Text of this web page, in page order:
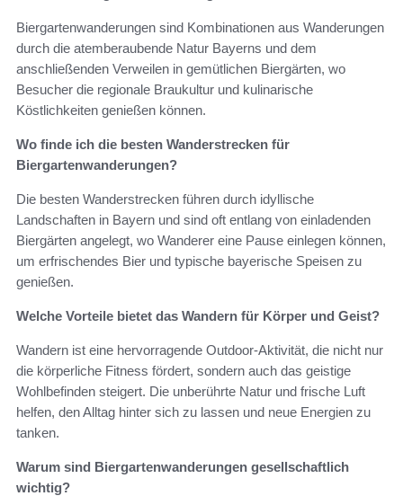
Biergartenwanderungen sind Kombinationen aus Wanderungen
durch die atemberaubende Natur Bayerns und dem
anschließenden Verweilen in gemütlichen Biergärten, wo
Besucher die regionale Braukultur und kulinarische
Köstlichkeiten genießen können.
Wo finde ich die besten Wanderstrecken für
Biergartenwanderungen?
Die besten Wanderstrecken führen durch idyllische
Landschaften in Bayern und sind oft entlang von einladenden
Biergärten angelegt, wo Wanderer eine Pause einlegen können,
um erfrischendes Bier und typische bayerische Speisen zu
genießen.
Welche Vorteile bietet das Wandern für Körper und Geist?
Wandern ist eine hervorragende Outdoor-Aktivität, die nicht nur
die körperliche Fitness fördert, sondern auch das geistige
Wohlbefinden steigert. Die unberührte Natur und frische Luft
helfen, den Alltag hinter sich zu lassen und neue Energien zu
tanken.
Warum sind Biergartenwanderungen gesellschaftlich
wichtig?